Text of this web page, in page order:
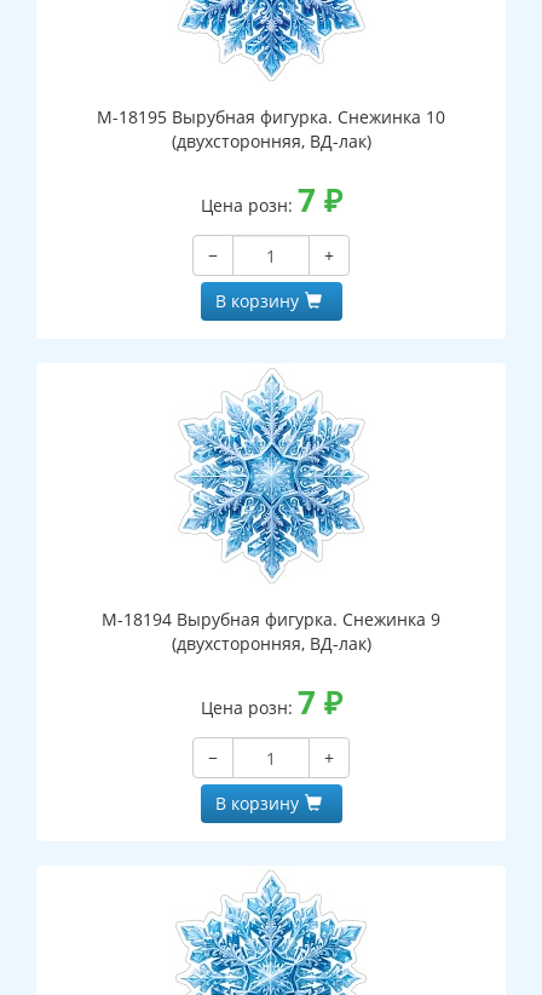
М-18195 Вырубная фигурка. Снежинка 10
(двухсторонняя, ВД-лак)
Цена розн: 7 ₽
−
+
В корзину
М-18194 Вырубная фигурка. Снежинка 9
(двухсторонняя, ВД-лак)
Цена розн: 7 ₽
−
+
В корзину